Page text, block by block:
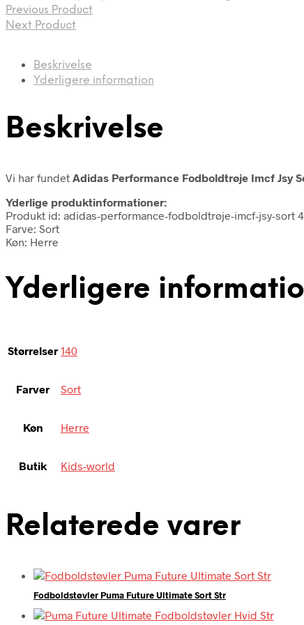
Previous Product
Next Product
Beskrivelse
Yderligere information
Beskrivelse
Vi har fundet Adidas Performance Fodboldtrøje Imcf Jsy
Yderlige produktinformationer:
Produkt id: adidas-performance-fodboldtrøje-imcf-jsy-sort
Farve: Sort
Køn: Herre
Yderligere
Størrelser 140
Farver Sort
Køn Herre
Butik Kids-world
Relaterede varer
Fodboldstøvler Puma Future Ultimate Sort Str